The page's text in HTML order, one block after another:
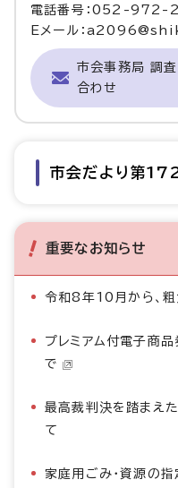
電話番号：052-972-
Eメール：
市会事務局 調
合わせ
市会だより第
重要なお知らせ
令和8年10月から、
プレミアム付電子商
で
最高裁判決を踏まえ
て
家庭用ごみ・資源の